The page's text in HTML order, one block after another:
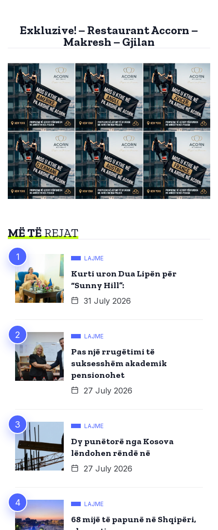
Exkluzive! – Restaurant Accorn –
Makresh – Gjilan
MË TËREJAT
LAJME
Kurti uron Dua Lipën për
“Sunny Hill”:
31 July 2026
LAJME
Pas një rrugëtimi të
suksesshëm akademik
pensionohet
27 July 2026
LAJME
Dy punëtorë nga Kosova
lëndohen rëndë në
27 July 2026
LAJME
68 mijë të papunë në Shqipëri,